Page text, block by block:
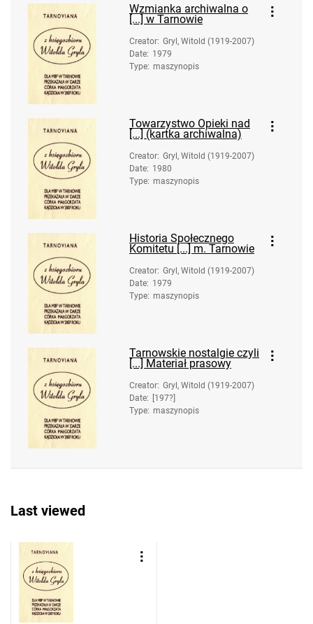
Wzmianka archiwalna o
[...] w Tarnowie
Creator: Gryl, Witold (1919-2007)
Date: 1979
Type: maszynopis
Towarzystwo Opieki nad
[...] (kartka archiwalna)
Creator: Gryl, Witold (1919-2007)
Date: 1980
Type: maszynopis
Historia Społecznego
Komitetu [...] m. Tarnowie
Creator: Gryl, Witold (1919-2007)
Date: 1979
Type: maszynopis
Tarnowskie nostalgie czyli
[...] Materiał prasowy
Creator: Gryl, Witold (1919-2007)
Date:
[197?]
Type: maszynopis
Last viewed